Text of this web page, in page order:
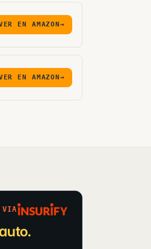
EN AMAZON→
EN AMAZON→
VIA